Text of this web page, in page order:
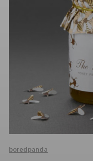
boredpanda